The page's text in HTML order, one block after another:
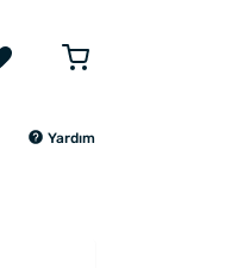
Yardım